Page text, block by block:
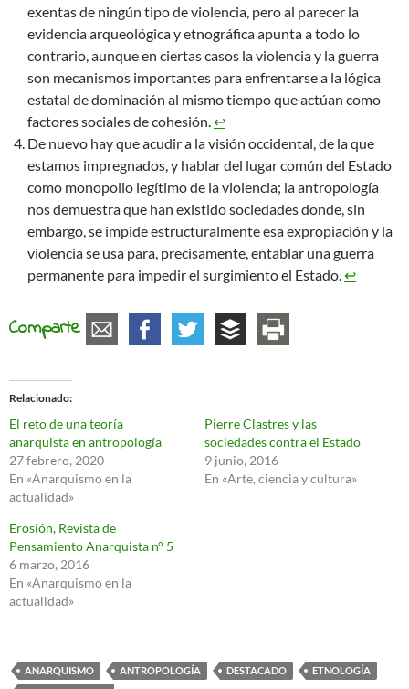
exentas de ningún tipo de violencia, pero al parecer la
evidencia arqueológica y etnográfica apunta a todo lo
contrario, aunque en ciertas casos la violencia y la guerra
son mecanismos importantes para enfrentarse a la lógica
estatal de dominación al mismo tiempo que actúan como
factores sociales de cohesión.↩︎
De nuevo hay que acudir a la visión occidental, de la que
estamos impregnados, y hablar del lugar común del Estado
como monopolio legítimo de la violencia; la antropología
nos demuestra que han existido sociedades donde, sin
embargo, se impide estructuralmente esa expropiación y la
violencia se usa para, precisamente, entablar una guerra
permanente para impedir el surgimiento el Estado.↩︎
Comparte
Relacionado
El reto de una teoría
anarquista en antropología
27 febrero, 2020
En «Anarquismo en la
actualidad»
Pierre Clastres y las
sociedades contra el Estado
9 junio, 2016
En «Arte, ciencia y cultura»
Erosión, Revista de
Pensamiento Anarquista n° 5
6 marzo, 2016
En «Anarquismo en la
actualidad»
ANARQUISMO ANTROPOLOGÍA DESTACADO
ETNOLOGÍA